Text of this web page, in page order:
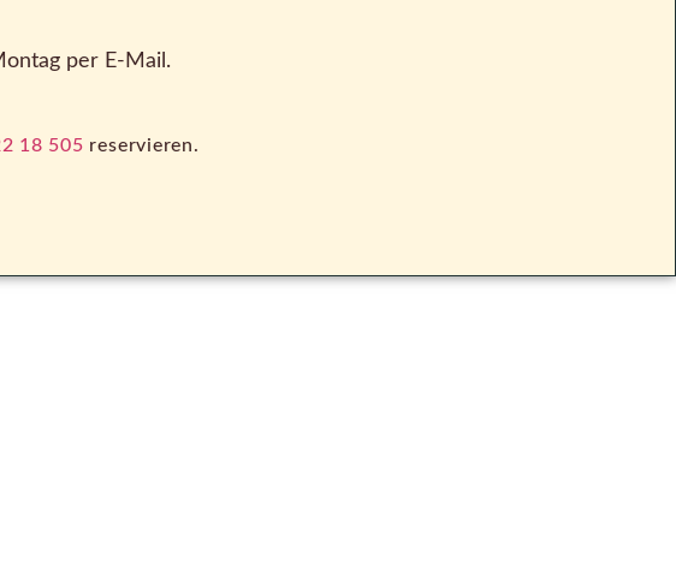
per E-Mail.
18 505 reservieren.